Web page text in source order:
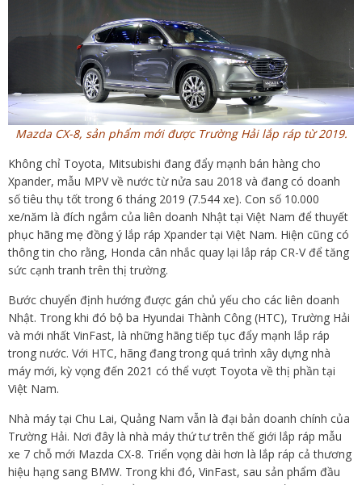
Mazda CX-8, sản phẩm mới được Trường Hải lắp ráp từ 2019.
Không chỉ Toyota, Mitsubishi đang đẩy mạnh bán hàng cho
Xpander, mẫu MPV về nước từ nửa sau 2018 và đang có doanh
số tiêu thụ tốt trong 6 tháng 2019 (7.544 xe). Con số 10.000
xe/năm là đích ngắm của liên doanh Nhật tại Việt Nam để thuyết
phục hãng mẹ đồng ý lắp ráp Xpander tại Việt Nam. Hiện cũng có
thông tin cho rằng, Honda cân nhắc quay lại lắp ráp CR-V để tăng
sức cạnh tranh trên thị trường.
Bước chuyển định hướng được gán chủ yếu cho các liên doanh
Nhật. Trong khi đó bộ ba Hyundai Thành Công (HTC), Trường Hải
và mới nhất VinFast, là những hãng tiếp tục đẩy mạnh lắp ráp
trong nước. Với HTC, hãng đang trong quá trình xây dựng nhà
máy mới, kỳ vọng đến 2021 có thể vượt Toyota về thị phần tại
Việt Nam.
Nhà máy tại Chu Lai, Quảng Nam vẫn là đại bản doanh chính của
Trường Hải. Nơi đây là nhà máy thứ tư trên thế giới lắp ráp mẫu
xe 7 chỗ mới Mazda CX-8. Triển vọng dài hơn là lắp ráp cả thương
hiệu hạng sang BMW. Trong khi đó, VinFast, sau sản phẩm đầu